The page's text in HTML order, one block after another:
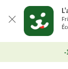
-